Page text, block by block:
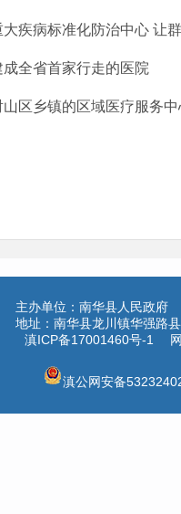
疾病标准化防治中心 让群
全省首家行走的医院
区乡镇的区域医疗服务
主办单位：南华县人民政府
地址：南华县龙川镇华强
滇ICP备17001460号-1
滇公网安备